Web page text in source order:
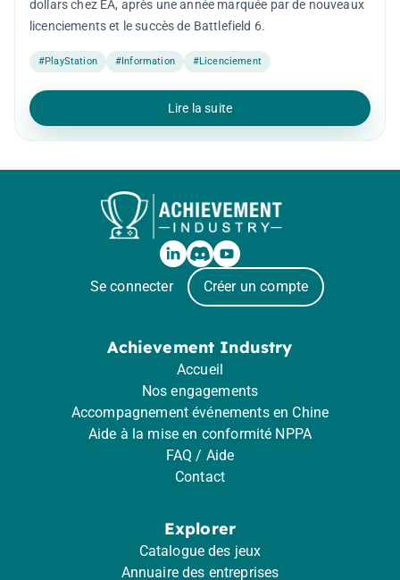
dollars chez EA, après une année marquée par de nouveaux
licenciements et le succès de Battlefield 6.
#PlayStation #Information #Licenciement
Lire la suite
Se connecter Créer un compte
Achievement Industry
Accueil
Nos engagements
Accompagnement événements en Chine
Aide à la mise en conformité NPPA
FAQ / Aide
Contact
Explorer
Catalogue des jeux
Annuaire des entreprises